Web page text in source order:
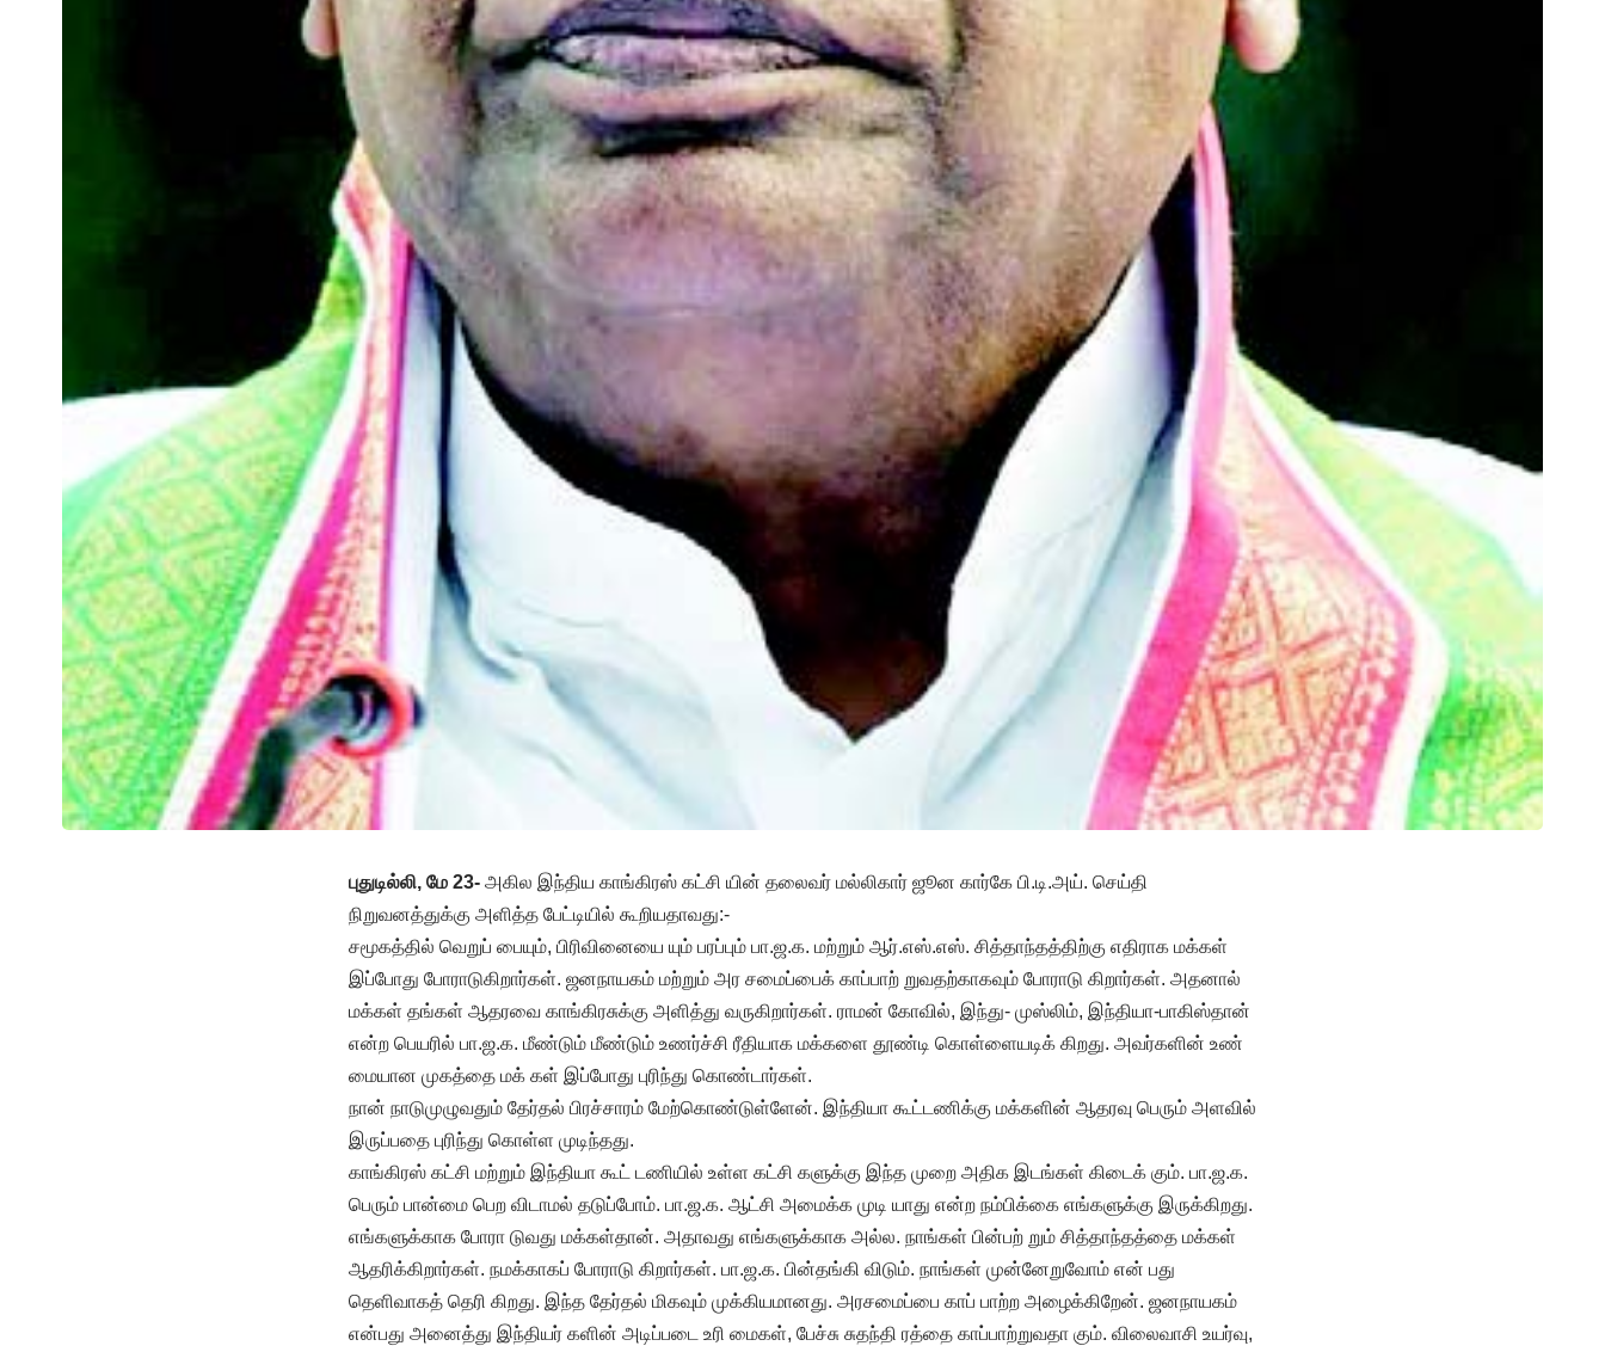
புதுடில்லி, மே 23- அகில இந்திய காங்கிரஸ் கட்சி யின் தலைவர் மல்லிகார் ஜூன கார்கே பி.டி.அய். செய்தி
நிறுவனத்துக்கு அளித்த பேட்டியில் கூறியதாவது:-
சமூகத்தில் வெறுப் பையும், பிரிவினையை யும் பரப்பும் பா.ஜ.க. மற்றும் ஆர்.எஸ்.எஸ். சித்தாந்தத்திற்கு எதிராக மக்கள்
இப்போது போராடுகிறார்கள். ஜனநாயகம் மற்றும் அர சமைப்பைக் காப்பாற் றுவதற்காகவும் போராடு கிறார்கள். அதனால்
மக்கள் தங்கள் ஆதரவை காங்கிரசுக்கு அளித்து வருகிறார்கள். ராமன் கோவில், இந்து- முஸ்லிம், இந்தியா-பாகிஸ்தான்
என்ற பெயரில் பா.ஜ.க. மீண்டும் மீண்டும் உணர்ச்சி ரீதியாக மக்களை தூண்டி கொள்ளையடிக் கிறது. அவர்களின் உண்
மையான முகத்தை மக் கள் இப்போது புரிந்து கொண்டார்கள்.
நான் நாடுமுழுவதும் தேர்தல் பிரச்சாரம் மேற்கொண்டுள்ளேன். இந்தியா கூட்டணிக்கு மக்களின் ஆதரவு பெரும் அளவில்
இருப்பதை புரிந்து கொள்ள முடிந்தது.
காங்கிரஸ் கட்சி மற்றும் இந்தியா கூட் டணியில் உள்ள கட்சி களுக்கு இந்த முறை அதிக இடங்கள் கிடைக் கும். பா.ஜ.க.
பெரும் பான்மை பெற விடாமல் தடுப்போம். பா.ஜ.க. ஆட்சி அமைக்க முடி யாது என்ற நம்பிக்கை எங்களுக்கு இருக்கிறது.
எங்களுக்காக போரா டுவது மக்கள்தான். அதாவது எங்களுக்காக அல்ல. நாங்கள் பின்பற் றும் சித்தாந்தத்தை மக்கள்
ஆதரிக்கிறார்கள். நமக்காகப் போராடு கிறார்கள். பா.ஜ.க. பின்தங்கி விடும். நாங்கள் முன்னேறுவோம் என் பது
தெளிவாகத் தெரி கிறது. இந்த தேர்தல் மிகவும் முக்கியமானது. அரசமைப்பை காப் பாற்ற அழைக்கிறேன். ஜனநாயகம்
என்பது அனைத்து இந்தியர் களின் அடிப்படை உரி மைகள், பேச்சு சுதந்தி ரத்தை காப்பாற்றுவதா கும். விலைவாசி உயர்வு,